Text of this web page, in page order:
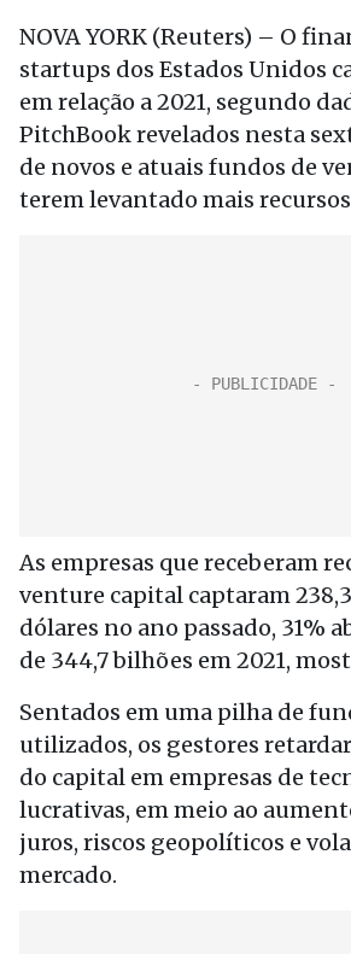
NOVA YORK (Reuters) – O
startups dos Estados Unidos
em relação a 2021, segundo
PitchBook revelados nesta
de novos e atuais fundos de
terem levantado mais
As empresas que receberam
venture capital captaram
dólares no ano passado, 31%
de 344,7 bilhões em 2021,
Sentados em uma pilha de
utilizados, os gestores
do capital em empresas de
lucrativas, em meio ao
juros, riscos geopolíticos e
mercado.